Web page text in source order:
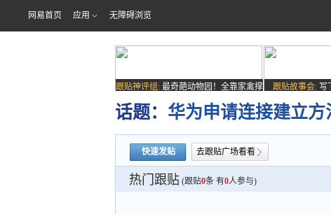
网易首页 应用 无障碍浏览
跟贴神评组: 最奇葩动物园！全靠家禽撑
场子
跟贴故事会: 写
话题： 华为申请连接建立
快速发贴 去跟贴广场看看
热门跟贴 (跟贴0条 有0人参与)